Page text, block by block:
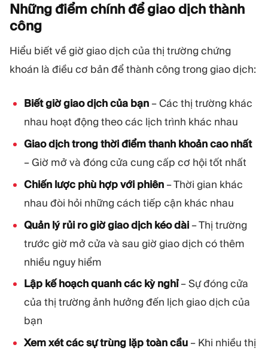
Những điểm chính để giao dịch thành
công
Hiểu biết về giờ giao dịch của thị trường chứng
khoán là điều cơ bản để thành công trong giao dịch:
Biết giờ giao dịch của bạn – Các thị trường khác
nhau hoạt động theo các lịch trình khác nhau
Giao dịch trong thời điểm thanh khoản cao nhất
– Giờ mở và đóng cửa cung cấp cơ hội tốt nhất
Chiến lược phù hợp với phiên – Thời gian khác
nhau đòi hỏi những cách tiếp cận khác nhau
Quản lý rủi ro giờ giao dịch kéo dài – Thị trường
trước giờ mở cửa và sau giờ giao dịch có thêm
nhiều nguy hiểm
Lập kế hoạch quanh các kỳ nghỉ– Sự đóng cửa
của thị trường ảnh hưởng đến lịch giao dịch của
bạn
Xem xét các sự trùng lặp toàn cầu – Khi nhiều thị